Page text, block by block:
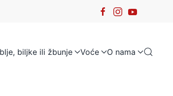
biljke ili žbunje Voće O nama